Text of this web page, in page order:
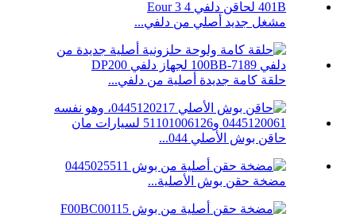
مشغل جديد أصلي من دلفي...
حلقة كامة جديدة أصلية من دلفي...
حاقن بوش الأصلي 044...
مضخة حقن بوش الأصلية...